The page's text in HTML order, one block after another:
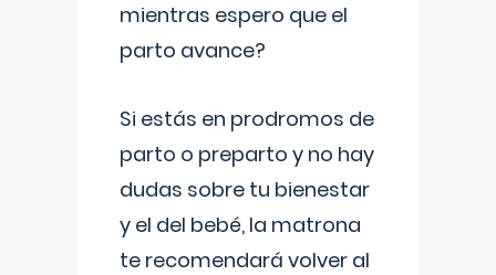
mientras espero que el
parto avance?
Si estás en prodromos de
parto o preparto y no hay
dudas sobre tu bienestar
y el del bebé, la matrona
te recomendará volver al